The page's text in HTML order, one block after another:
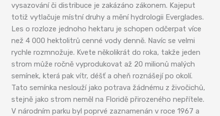
vysazování či distribuce je zakázáno zákonem. Kajeput
totiž vytlačuje místní druhy a mění hydrologii Everglades.
Les o rozloze jednoho hektaru je schopen odčerpat více
než 4 000 hektolitrů cenné vody denně. Navíc se velmi
rychle rozmnožuje. Kvete několikrát do roka, takže jeden
strom může ročně vyprodukovat až 20 milionů malých
semínek, která pak vítr, déšť a oheň roznášejí po okolí.
Tato semínka neslouží jako potrava žádnému z živočichů,
stejně jako strom neměl na Floridě přirozeného nepřítele.
V národním parku byl poprvé zaznamenán v roce 1967 a